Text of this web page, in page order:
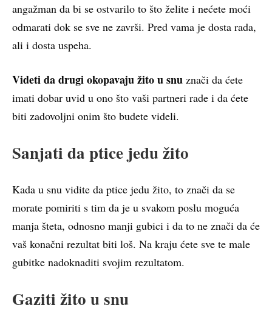
angažman da bi se ostvarilo to što želite i nećete moći
odmarati dok se sve ne završi. Pred vama je dosta rada,
ali i dosta uspeha.
Videti da drugi okopavaju žito u snu znači da ćete
imati dobar uvid u ono što vaši partneri rade i da ćete
biti zadovoljni onim što budete videli.
Sanjati da ptice jedu žito
Kada u snu vidite da ptice jedu žito, to znači da se
morate pomiriti s tim da je u svakom poslu moguća
manja šteta, odnosno manji gubici i da to ne znači da će
vaš konačni rezultat biti loš. Na kraju ćete sve te male
gubitke nadoknaditi svojim rezultatom.
Gaziti žito u snu